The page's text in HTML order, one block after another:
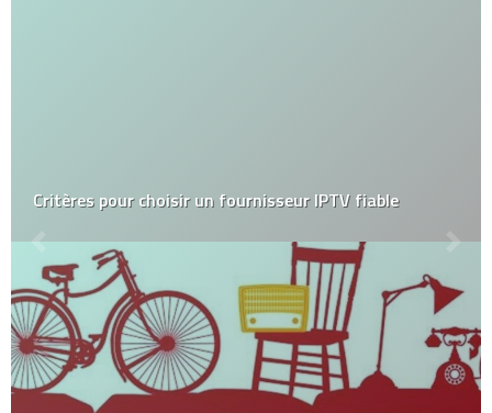
Critères pour choisir un fournisseur IPTV fiable